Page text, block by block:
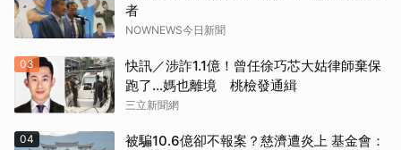
者
NOWNEWS今日新聞
03
快訊／涉詐1.1億！曾任徐巧芯大姑律師棄保
跑了…媽也離境 桃檢發通緝
三立新聞網
04
被騙10.6億卻不報案？慈濟遭炎上 基金會：